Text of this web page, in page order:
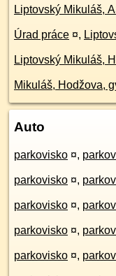
Liptovský Mikuláš,
Úrad práce ¤,
Liptovský Mikuláš,
Mikuláš, Hodžova,
Auto
parkovisko ¤,
parkovisko ¤,
parkovisko ¤,
parkovisko ¤,
parkovisko ¤,